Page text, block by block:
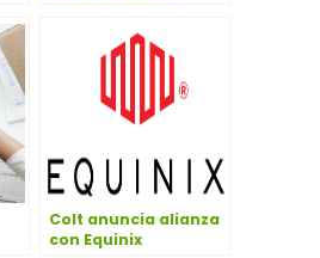
Colt anuncia alianza
con Equinix